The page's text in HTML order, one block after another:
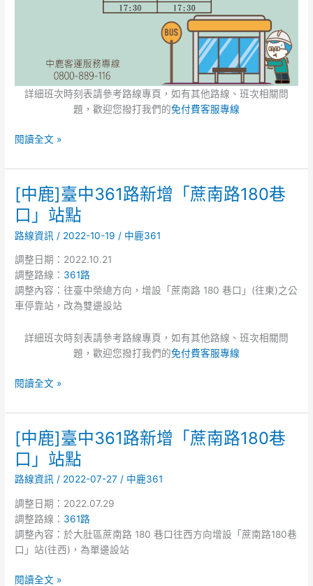
詳細班次時刻表請參考路線專頁，如有其他路線、班次相關問
題，歡迎您撥打我們的免付費客服專線
閱讀全文 »
[中鹿]臺中361路新增「蔗南路180巷
口」站點
路線資訊 / 2022-10-19 / 中鹿361
調整日期：2022.10.21
調整路線： 361路
調整內容：往臺中榮總方向，增設「蔗南路 180 巷口」(往東)之公
車停靠站，改為雙邊設站
詳細班次時刻表請參考路線專頁，如有其他路線、班次相關問
題，歡迎您撥打我們的免付費客服專線
[中
鹿]
臺
中
361
路
新
增
「蔗
口」
閱讀全文 »
[中鹿]臺中361路新增「蔗南路180巷
口」站點
路線資訊 / 2022-07-27/ 中鹿361
調整日期：2022.07.29
調整路線： 361路
調整內容：於大肚區蔗南路 180 巷口往西方向增設「蔗南路180巷
口」站(往西)，為單邊設站
[中
鹿]
臺
中
361
路
新
增
「蔗
南
閱讀全文 »